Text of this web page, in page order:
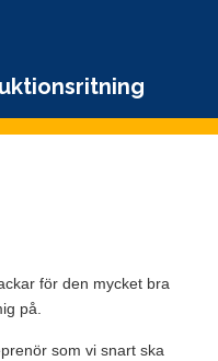
för den mycket bra
på.
som vi snart ska